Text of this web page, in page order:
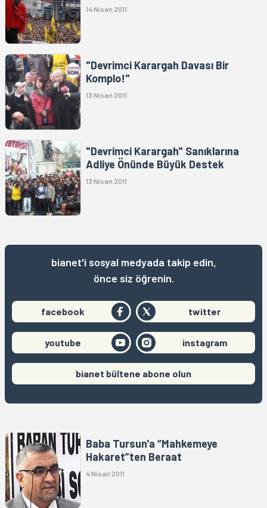
14 Nisan 2011
"Devrimci Karargah Davası Bir
Komplo!"
13 Nisan 2011
"Devrimci Karargah" Sanıklarına
Adliye Önünde Büyük Destek
13 Nisan 2011
bianet'i sosyal medyada takip edin,
önce siz öğrenin.
facebook twitter
youtube instagram
bianet bültene abone olun
Baba Tursun'a “Mahkemeye
Hakaret”ten Beraat
4 Nisan 2011